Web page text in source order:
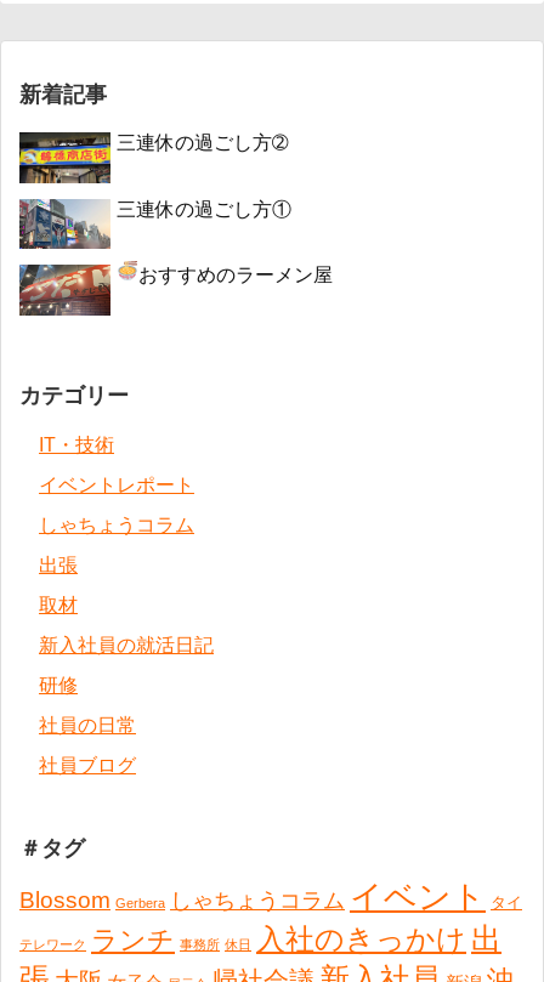
新着記事
三連休の過ごし方➁
三連休の過ごし方①
おすすめのラーメン屋
カテゴリー
IT・技術
イベントレポート
しゃちょうコラム
出張
取材
新入社員の就活日記
研修
社員の日常
社員ブログ
＃タグ
Blossom Gerbera しゃちょうコラム イベント タイ
テレワーク ランチ 事務所 休日 入社のきっかけ 出